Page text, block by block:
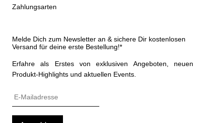
Zahlungsarten
Melde Dich zum Newsletter an & sichere Dir kostenlosen
Versand für deine erste Bestellung!*
Erfahre als Erstes von exklusiven Angeboten, neuen
Produkt-Highlights und aktuellen Events.